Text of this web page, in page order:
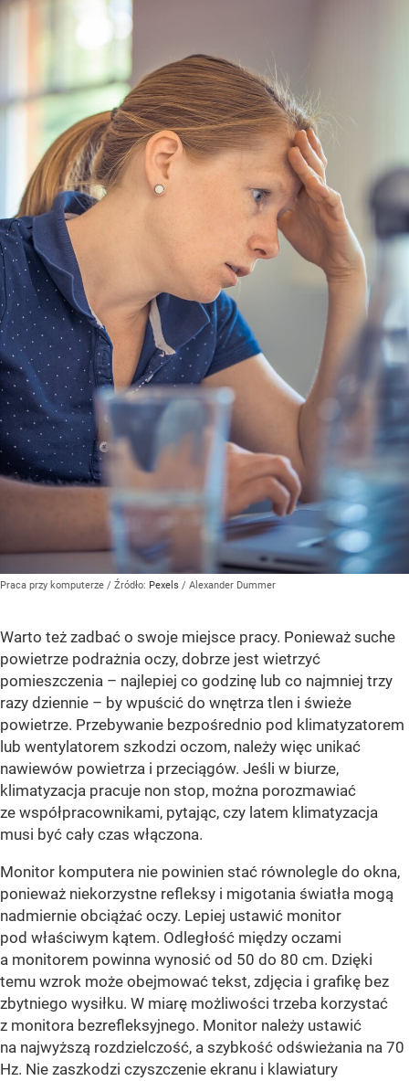
Praca przy komputerze / Źródło: Pexels / Alexander Dummer
Warto też zadbać o swoje miejsce pracy. Ponieważ suche
powietrze podrażnia oczy, dobrze jest wietrzyć
pomieszczenia – najlepiej co godzinę lub co najmniej trzy
razy dziennie – by wpuścić do wnętrza tlen i świeże
powietrze. Przebywanie bezpośrednio pod klimatyzatorem
lub wentylatorem szkodzi oczom, należy więc unikać
nawiewów powietrza i przeciągów. Jeśli w biurze,
klimatyzacja pracuje non stop, można porozmawiać
ze współpracownikami, pytając, czy latem klimatyzacja
musi być cały czas włączona.
Monitor komputera nie powinien stać równolegle do okna,
ponieważ niekorzystne refleksy i migotania światła mogą
nadmiernie obciążać oczy. Lepiej ustawić monitor
pod właściwym kątem. Odległość między oczami
a monitorem powinna wynosić od 50 do 80 cm. Dzięki
temu wzrok może obejmować tekst, zdjęcia i grafikę bez
zbytniego wysiłku. W miarę możliwości trzeba korzystać
z monitora bezrefleksyjnego. Monitor należy ustawić
na najwyższą rozdzielczość, a szybkość odświeżania na 70
Hz. Nie zaszkodzi czyszczenie ekranu i klawiatury